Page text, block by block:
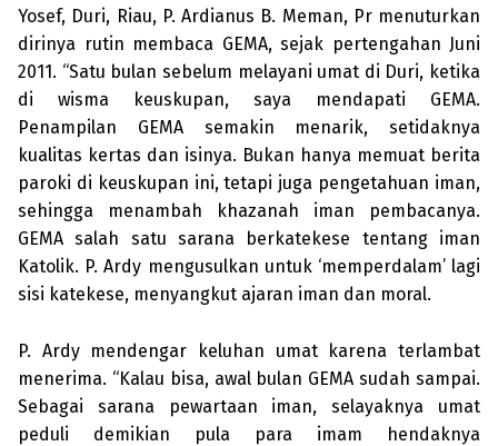
Yosef, Duri, Riau, P. Ardianus B. Meman, Pr menu­turkan
dirinya rutin membaca GEMA, sejak pertengahan Juni
2011. “Satu bulan sebe­lum melayani umat di Duri, ketika
di wisma keuskupan, saya mendapati GE­MA.
Penampilan GEMA semakin menarik, setidaknya
kualitas ker­tas dan isinya. Bukan hanya memuat berita
paroki di keuskupan ini, tetapi juga pengetahuan iman,
sehingga menambah khazanah iman pembacanya.
GEMA salah satu sarana berkatekese tentang iman
Katolik. P. Ardy mengusulkan untuk ‘mem­perdalam’ lagi
sisi katekese, menyangkut ajaran iman dan moral.
P. Ardy mendengar keluhan umat karena terlambat
menerima. “Kalau bisa, awal bulan GEMA sudah sampai.
Sebagai sarana pewartaan iman, selayaknya umat
peduli demikian pula para imam hendak­nya